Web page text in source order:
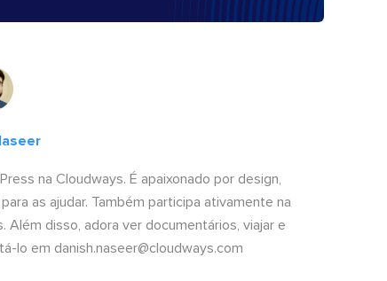
na Cloudways. É apaixonado por design,
as ajudar. Também participa ativamente na
Além disso, adora ver documentários, viajar e
lo em danish.naseer@cloudways.com